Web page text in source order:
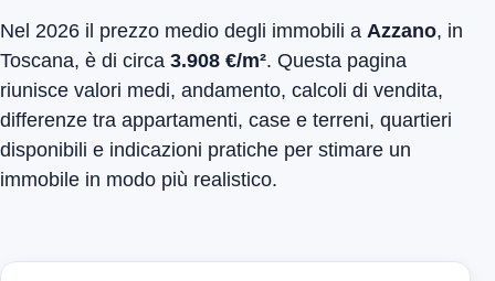
Nel 2026 il prezzo medio degli immobili a Azzano, in
Toscana, è di circa 3.908 €/m². Questa pagina
riunisce valori medi, andamento, calcoli di vendita,
differenze tra appartamenti, case e terreni, quartieri
disponibili e indicazioni pratiche per stimare un
immobile in modo più realistico.